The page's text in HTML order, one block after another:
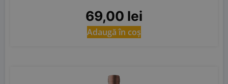
69,00 lei
Adaugă în coș